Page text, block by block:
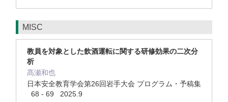
MISC
教員を対象とした飲酒運転に関する研修効果の二次分
析
髙瀬和也
日本安全教育学会第26回岩手大会 プログラム・予稿集
68 - 69 2025.9